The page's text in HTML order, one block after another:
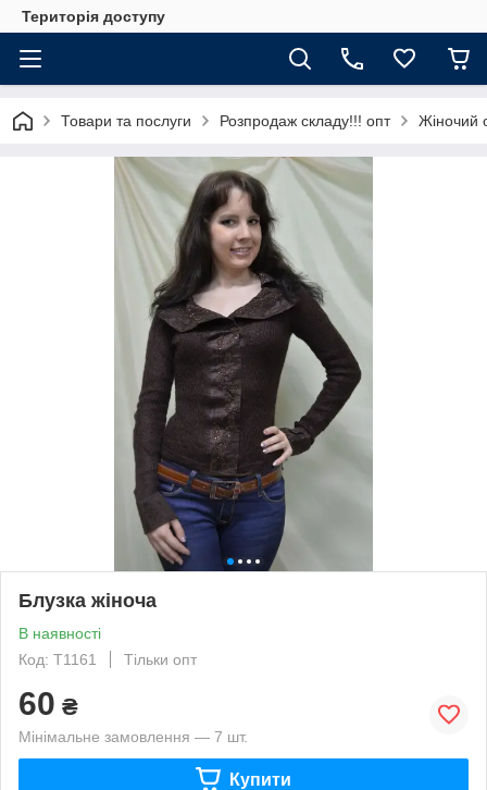
Територія доступу
Товари та послуги Розпродаж складу!!! опт Жіночий
Блузка жіноча
В наявності
Код: Т1161
Тільки опт
60 ₴
Мінімальне замовлення — 7 шт.
Купити